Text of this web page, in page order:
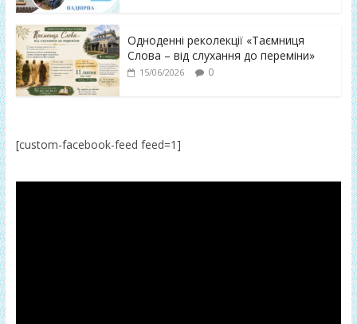
Одноденні реколекції «Таємниця
Слова – від слухання до переміни»
15/06/2026 0
[custom-facebook-feed feed=1]